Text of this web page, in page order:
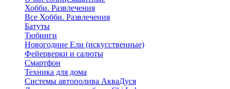
Хобби. Развлечения
Все Хобби. Развлечения
Батуты
Тюбинги
Новогодние Ели (искусственные)
Фейерверки и салюты
Смартфон
Техника для дома
Системы автополива АкваДуся